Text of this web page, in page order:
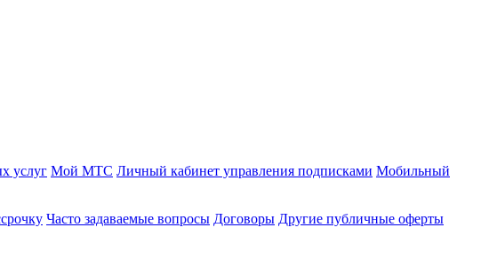
услуг Мой МТС Личный кабинет управления подписками Мобильный
Часто задаваемые вопросы Договоры Другие публичные оферты